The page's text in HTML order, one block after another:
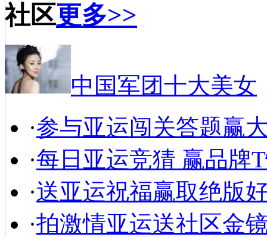
社区更多>>
中国军团十大美女
·参与亚运闯关答题赢
·每日亚运竞猜 赢品牌
·送亚运祝福赢取绝版
·拍激情亚运送社区金